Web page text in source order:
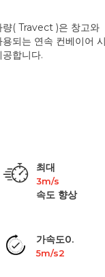
( Travect )은 창고와
되는 연속 컨베이어 시
합니다.
최대
3m/s
속도 향상
가속도0.
5m/s2